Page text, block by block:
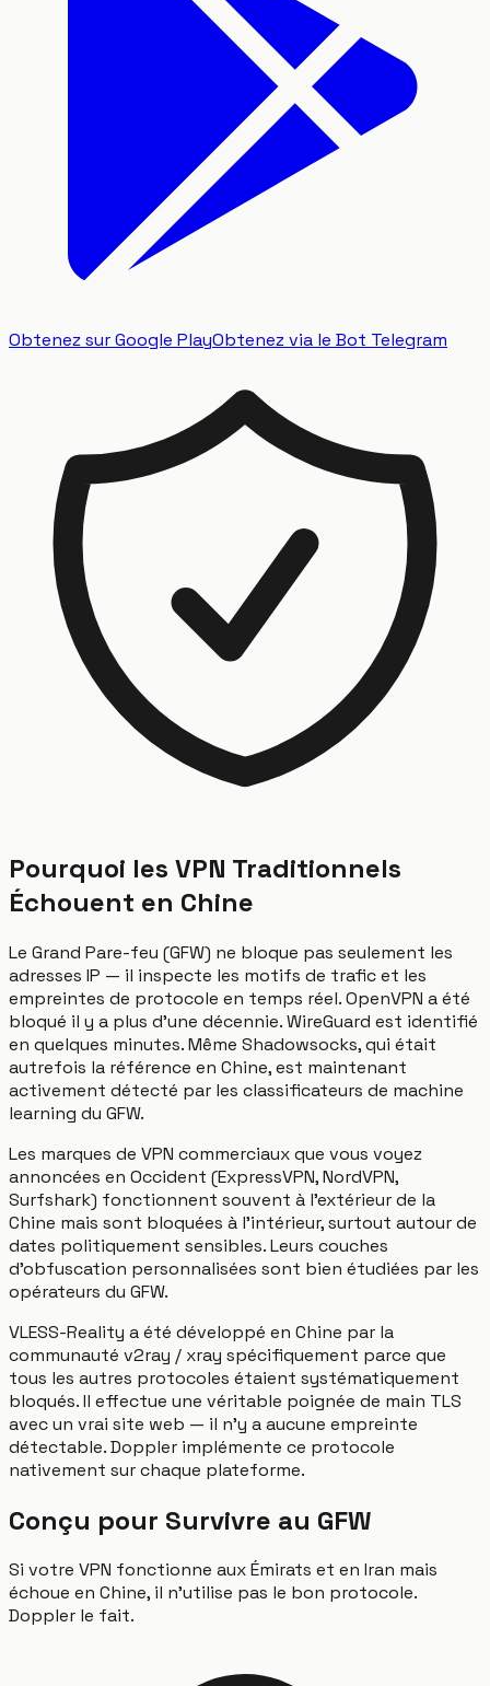
Obtenez sur Google PlayObtenez via le Bot Telegram
Pourquoi les VPN Traditionnels
Échouent en Chine
Le Grand Pare-feu (GFW) ne bloque pas seulement les
adresses IP — il inspecte les motifs de trafic et les
empreintes de protocole en temps réel. OpenVPN a été
bloqué il y a plus d'une décennie. WireGuard est identifié
en quelques minutes. Même Shadowsocks, qui était
autrefois la référence en Chine, est maintenant
activement détecté par les classificateurs de machine
learning du GFW.
Les marques de VPN commerciaux que vous voyez
annoncées en Occident (ExpressVPN, NordVPN,
Surfshark) fonctionnent souvent à l'extérieur de la
Chine mais sont bloquées à l'intérieur, surtout autour de
dates politiquement sensibles. Leurs couches
d'obfuscation personnalisées sont bien étudiées par les
opérateurs du GFW.
VLESS-Reality a été développé en Chine par la
communauté v2ray / xray spécifiquement parce que
tous les autres protocoles étaient systématiquement
bloqués. Il effectue une véritable poignée de main TLS
avec un vrai site web — il n'y a aucune empreinte
détectable. Doppler implémente ce protocole
nativement sur chaque plateforme.
Conçu pour Survivre au GFW
Si votre VPN fonctionne aux Émirats et en Iran mais
échoue en Chine, il n'utilise pas le bon protocole.
Doppler le fait.